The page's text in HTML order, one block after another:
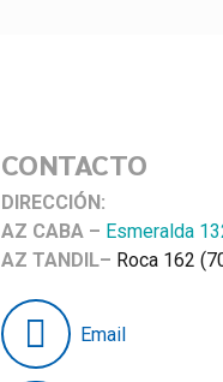
CONTACTO
DIRECCIÓN:
AZ CABA – Esmeralda
AZ TANDIL– Roca 162
Email